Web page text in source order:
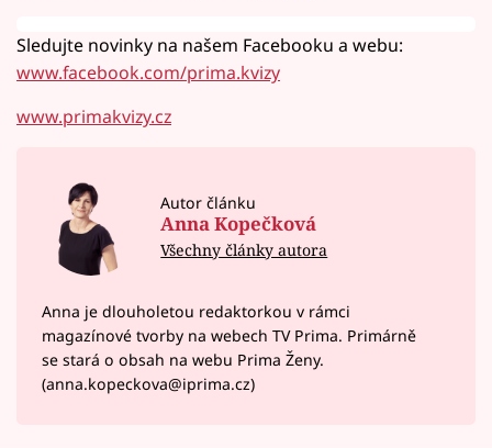
Sledujte novinky na našem Facebooku a webu:
www.facebook.com/prima.kvizy
www.primakvizy.cz
Autor článku
Anna Kopečková
Všechny články autora
Anna je dlouholetou redaktorkou v rámci
magazínové tvorby na webech TV Prima. Primárně
se stará o obsah na webu Prima Ženy.
(anna.kopeckova@iprima.cz)